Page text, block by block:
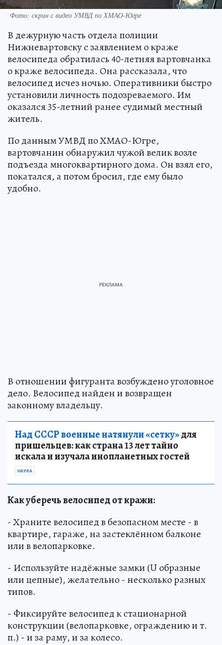
Фото: скрин с видео УМВД по ХМАО-Югре
В дежурную часть отдела полиции
Нижневартовску с заявлением о краже
велосипеда обратилась 40-летняя вартовчанка
о краже велосипеда. Она рассказала, что
велосипед исчез ночью. Оперативники быстро
установили личность подозреваемого. Им
оказался 35-летний ранее судимый местный
житель.
По данным УМВД по ХМАО-Югре,
вартовчанин обнаружил чужой велик возле
подъезда многоквартирного дома. Он взял его,
покатался, а потом бросил, где ему было
удобно.
В отношении фигуранта возбуждено уголовное
дело. Велосипед найден и возвращен
законному владельцу.
Над СССР военные натянули «сетку»для
пришельцев: как страна 13 лет тайно
искала и изучала инопланетных гостей
НАУКА
Как уберечь велосипед от кражи:
- Храните велосипед в безопасном месте - в
квартире, гараже, на застеклённом балконе
или в велопарковке.
- Используйте надёжные замки (U образные
или цепные), желательно - несколько разных
типов.
- Фиксируйте велосипед к стационарной
конструкции (велопарковке, ограждению и т.
п.) - и за раму, и за колесо.